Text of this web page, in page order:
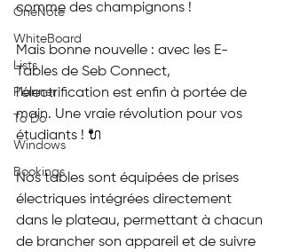
OneNote
WhiteBoard
Lists
Planner
To Do
Windows
Bookings
comme des champignons !
Mais bonne nouvelle : avec les E-
Tables de Seb Connect,
l’électrification est enfin à portée de
main. Une vraie révolution pour vos
étudiants ! 🔌
Nos tables sont équipées de prises
électriques intégrées directement
dans le plateau, permettant à chacun
de brancher son appareil et de suivre